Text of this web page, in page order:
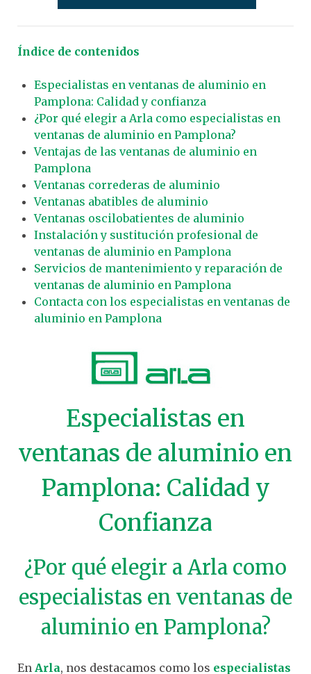
Índice de contenidos
Especialistas en ventanas de aluminio en
Pamplona: Calidad y confianza
¿Por qué elegir a Arla como especialistas en
ventanas de aluminio en Pamplona?
Ventajas de las ventanas de aluminio en
Pamplona
Ventanas correderas de aluminio
Ventanas abatibles de aluminio
Ventanas oscilobatientes de aluminio
Instalación y sustitución profesional de
ventanas de aluminio en Pamplona
Servicios de mantenimiento y reparación de
ventanas de aluminio en Pamplona
Contacta con los especialistas en ventanas de
aluminio en Pamplona
Especialistas en
ventanas de aluminio en
Pamplona: Calidad y
Confianza
¿Por qué elegir a Arla como
especialistas en ventanas de
aluminio en Pamplona?
En Arla, nos destacamos como los especialistas